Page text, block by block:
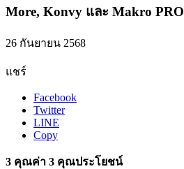
More, Konvy และ Makro PRO
26 กันยายน 2568
แชร์
Facebook
Twitter
LINE
Copy
3 คุณค่า 3 คุณประโยชน์